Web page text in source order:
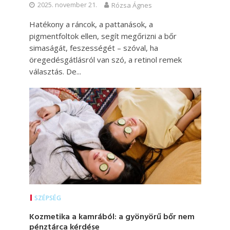
2025. november 21. Rózsa Ágnes
Hatékony a ráncok, a pattanások, a
pigmentfoltok ellen, segít megőrizni a bőr
simaságát, feszességét – szóval, ha
öregedésgátlásról van szó, a retinol remek
választás. De...
SZÉPSÉG
Kozmetika a kamrából: a gyönyörű bőr nem